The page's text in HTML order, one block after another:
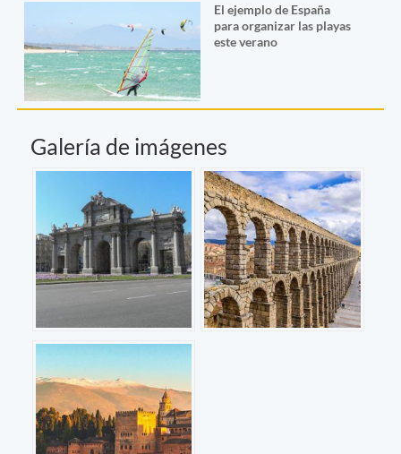
El ejemplo de España
para organizar las playas
este verano
Galería de imágenes